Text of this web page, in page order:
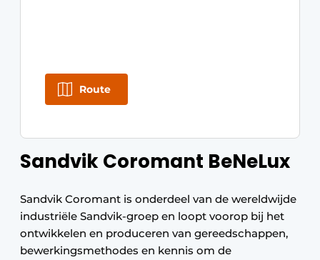
Sandvik Coromant BeNeLux
Sandvik Coromant is onderdeel van de wereldwijde
industriële Sandvik-groep en loopt voorop bij het
ontwikkelen en produceren van gereedschappen,
bewerkingsmethodes en kennis om de
Route